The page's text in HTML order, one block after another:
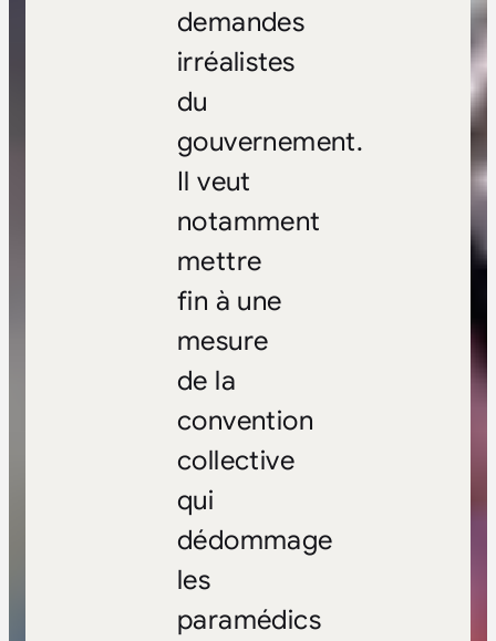
demandes
irréalistes
du
gouvernement.
Il veut
notamment
mettre
fin à une
mesure
de la
convention
collective
qui
dédommage
les
paramédics